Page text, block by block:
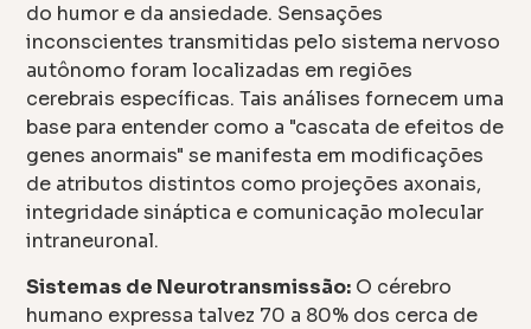
do humor e da ansiedade. Sensações
inconscientes transmitidas pelo sistema nervoso
autônomo foram localizadas em regiões
cerebrais específicas. Tais análises fornecem uma
base para entender como a "cascata de efeitos de
genes anormais" se manifesta em modificações
de atributos distintos como projeções axonais,
integridade sináptica e comunicação molecular
intraneuronal.
Sistemas de Neurotransmissão: O cérebro
humano expressa talvez 70 a 80% dos cerca de